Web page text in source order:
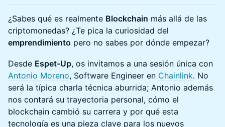
¿Sabes qué es realmente Blockchain más allá de las
criptomonedas? ¿Te pica la curiosidad del
emprendimiento pero no sabes por dónde empezar?
Desde Espet-Up, os invitamos a una sesión única con
Antonio Moreno, Software Engineer en Chainlink. No
será la típica charla técnica aburrida; Antonio además
nos contará su trayectoria personal, cómo el
blockchain cambió su carrera y por qué esta
tecnología es una pieza clave para los nuevos